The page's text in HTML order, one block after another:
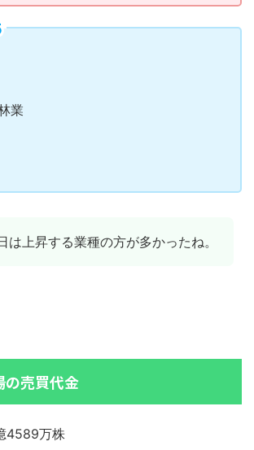
業
は上昇する業種の方が多かったね。
の売買代金
4589万株